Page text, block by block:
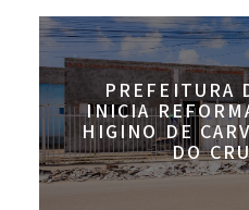
PREFEITURA
INICIA
HIGINO DE
DO